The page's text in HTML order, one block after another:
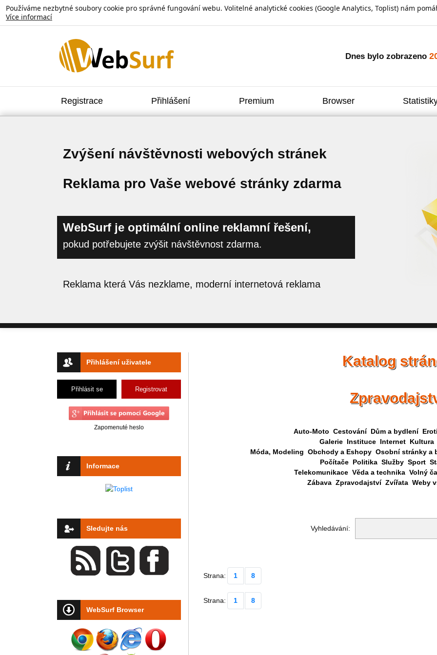
Používáme nezbytné soubory cookie pro správné fungování webu. Volitelné analytické cookies (Google Analytics, Toplist) nám
Více informací
Dnes bylo zobrazeno
Registrace Přihlášení Premium Browser
Zvýšení návštěvnosti webových stránek
Reklama pro Vaše webové stránky zdarma
WebSurf je optimální online reklamní řešení,
pokud potřebujete zvýšit návštěvnost zdarma.
Reklama která Vás nezklame, moderní internetová reklama
Přihlášení uživatele
Přihlásit se Registrovat
Zapomenuté heslo
Informace
Sledujte nás
WebSurf Browser
Katalog
Auto-Moto Cestování Dům a bydlení
Galerie Instituce Internet Kultura
Móda, Modeling Obchody a Eshopy Osobní stránky a
Počítače Politika Služby Sport
Telekomunikace Věda a technika Volný
Zábava Zpravodajství Zvířata Weby
Vyhledávání:
Strana: 1 8
Strana: 1 8